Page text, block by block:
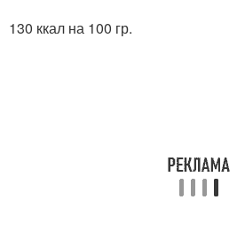
130 ккал на 100 гр.